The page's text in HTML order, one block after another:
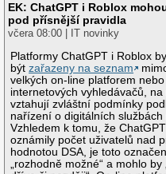
EK: ChatGPT i Roblox
pod přísnější pravidla
včera 08:00 | IT novinky
Platformy ChatGPT i Roblox
býtzařazeny na seznam
velkých on-line platforem nebo
internetových vyhledávačů, na
vztahují zvláštní podmínky
nařízení o digitálních službách
Vzhledem k tomu, že
oznámily počet uživatelů nad
hodnotou DSA, je toto
„rozhodně možné“ a mohlo by